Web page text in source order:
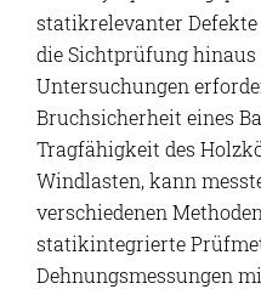
statikrelevanter
die Sichtprüfung hinaus
Untersuchungen
Bruchsicherheit eines
Tragfähigkeit des
Windlasten, kann
verschiedenen
statikintegrierte
Dehnungsmessungen